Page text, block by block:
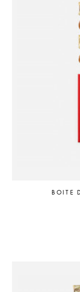
BOITE